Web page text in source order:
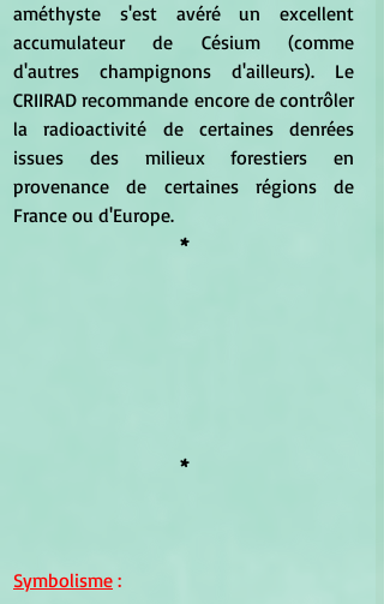
améthyste s'est avéré un excellent
accumulateur de Césium (comme
d'autres champignons d'ailleurs). Le
CRIIRAD recommande encore de contrôler
la radioactivité de certaines denrées
issues des milieux forestiers en
provenance de certaines régions de
France ou d'Europe.
*
*
Symbolisme :